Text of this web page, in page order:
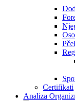
Certifikati
Analiza